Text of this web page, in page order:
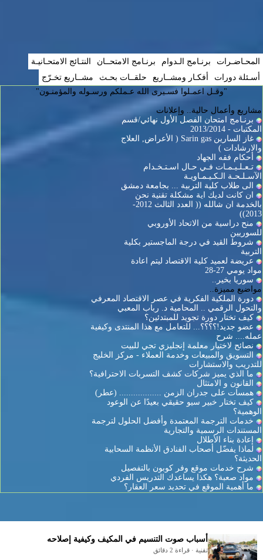
المحـاضـرات برنـامج الـدوام برنـامج الامتحــان
النتـائج الامتحـانيـة
أسـئلة دورات
أفكـار ومشــاريع حلقــات بحـث
مشــاريع تخـرّج
"وقـل اعمـلوا فسـيرى الله عـملكم ورسـوله والمؤمنـون"
مشاريع وأعمال حالية.. وإعلانات
برنـامج امتحان الفصل الأول نهائي/قسم
المكتبات - 2013/2014
غاز السارين Sarin gas ( الأعراض, العلاج
والارشادات )
أحكام فقه الجهاد
تـعـلـيـمـات فـي حـال اسـتـخـدام
الآسـلـحـة الـكـيـمـاويـة
الى طلاب كلية التربية ... بجامعة دمشق
ان كانت لديك اية مشكلة تقنية نحن
بالخدمة ان شالله (( العدد الثالث 2012-
2013))
منح دراسية من الاتحاد الأوروبي
للسوريين
شروط القيد في درجة الماجستير بكلية
التربية
عريضة لعميد كلية الاقتصاد ليتم اعادة
مواد يومي 27-28
سوريا بخير..
مواضيع مميزة..
دورة الملكية الفكرية في عصر الاقتصاد المعرفي
والتحول الرقمي .. المحامية د. رباب المعبي
كيف تختار دورة تجويد للمبتدئين؟
عضو جديد!؟؟؟؟... للتعامل مع هذا المنتدى وكيفية
عمله.... شرح
نصائح لاختيار معلمة إنجليزي تجي للبيت
التسويق والمبيعات وخدمة العملاء - مركز الخليج
للتدريب والاستشارات
ما الذي يميز شركات كشف التسربات الاحترافية؟
القانون و الامتثال
همسات على جدران الزمن .................. (عطر)
كيف تختار خبير سيو حقيقي بعيدًا عن الوعود
الوهمية؟
خدمات الترجمة المعتمدة وأفضل الحلول لترجمة
المستندات الرسمية والتجارية
إعادة بناء الأطلال
لماذا يفضّل أصحاب الفنادق الأنظمة السحابية
الحديثة؟
شرح خدمات موقع وفر كوبون بالتفصيل
مواد صعبة؟ هكذا يساعدك التدريس الفردي
ما أهمية الموقع في تحديد سعر العقار؟
أسباب صوت التنسيم في المكيف وكيفية إصلاحه
تقنية · قراءة 2 دقائق